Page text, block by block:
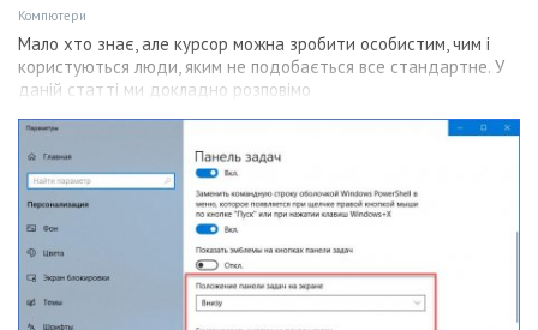
Компютери
Мало хто знає, але курсор можна зробити особистим, чим і
користуються люди, яким не подобається все стандартне. У
даній статті ми докладно розповімо